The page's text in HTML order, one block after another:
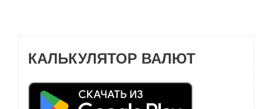
КАЛЬКУЛЯТОР ВАЛЮТ